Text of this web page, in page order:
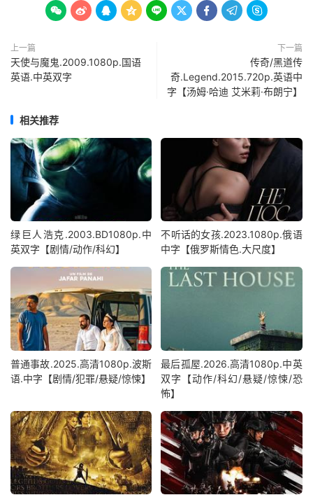
        
上一篇
天使与魔鬼.2009.1080p.国语
英语.中英双字
下一篇
传奇/黑道传
奇.Legend.2015.720p.英语中
字【汤姆·哈迪 艾米莉·布朗宁】
相关推荐
绿巨人浩克.2003.BD1080p.中
英双字【剧情/动作/科幻】
不听话的女孩.2023.1080p.俄语
中字【俄罗斯情色.大尺度】
普通事故.2025.高清1080p.波斯
语.中字【剧情/犯罪/悬疑/惊悚】
最后孤屋.2026.高清1080p.中英
双字【动作/科幻/悬疑/惊悚/恐
怖】